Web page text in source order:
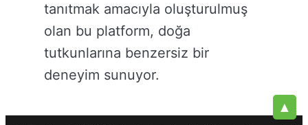
tanıtmak amacıyla oluşturulmuş
olan bu platform, doğa
tutkunlarına benzersiz bir
deneyim sunuyor.
▲